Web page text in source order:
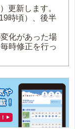
更新します。
時頃）、後半
化があった場
時修正を行っ